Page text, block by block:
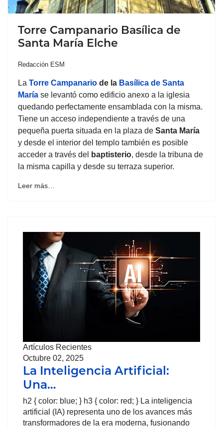
Torre Campanario Basílica de
Santa María Elche
Redacción ESM
La Torre Campanario de la Basílica de Santa
María se levantó como edificio anexo a la iglesia
quedando perfectamente ensamblada con la misma.
Tiene un acceso independiente a través de una
pequeña puerta situada en la plaza de Santa María
y desde el interior del templo también es posible
acceder a través del
baptisterio, desde la tribuna de
la misma capilla y desde su terraza superior.
Leer más…
Artículos Recientes
Octubre 02, 2025
La Inteligencia Artificial:
Una…
h2 { color: blue; } h3 { color: red; } La inteligencia
artificial (IA) representa uno de los avances más
transformadores de la era moderna, fusionando